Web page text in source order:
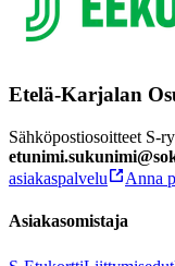
Etelä-Karjalan
Sähköpostiosoitteet S-
asiakaspalvelu
Anna
Asiakasomistaja